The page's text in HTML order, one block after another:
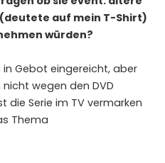
(deutete auf mein T-Shirt)
würden?
Gebot eingereicht, aber
wegen den DVD
die Serie im TV vermarken
Thema